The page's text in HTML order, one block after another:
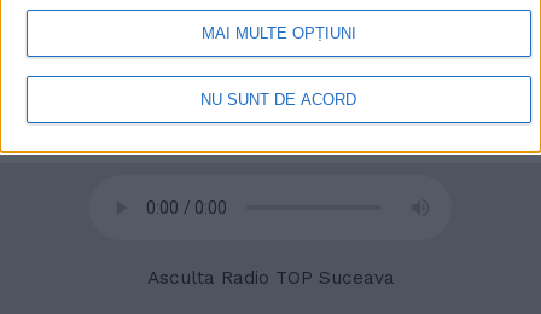
retrageți consimțământul în orice moment, revenind la acest site
și făcând clic pe butonul "Confidențialitate" din partea de jos a
paginii web.
MAI MULTE OPȚIUNI
NU SUNT DE ACORD
Asculta Radio TOP Suceava